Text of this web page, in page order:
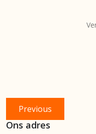
Bericht
navigatie
Previous
post:
Ons adres